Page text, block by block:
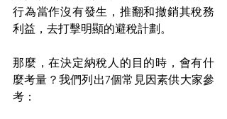
行為當作沒有發生，推翻和撤銷其稅務
利益，去打擊明顯的避稅計劃。
那麼，在決定納稅人的目的時，會有什
麼考量 ？ 我們列出7個常見因素供大家參
考：